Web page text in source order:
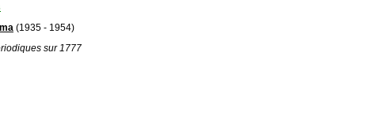
(1935 - 1954)
sur 1777